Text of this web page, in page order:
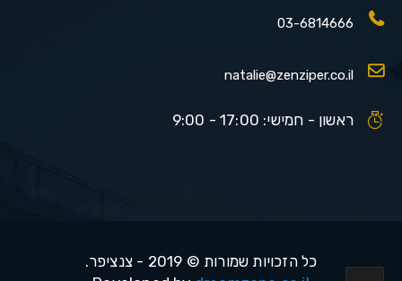
03-6814666
natalie@zenziper.co.il
ראשון - חמישי: 17:00 - 9:00
כל הזכויות שמורות © 2019 - צנציפר.